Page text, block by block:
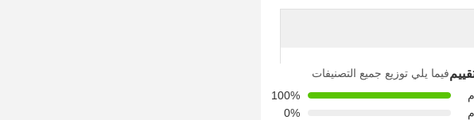
فيما يلي توزيع جميع التصنيفات
100%
0%